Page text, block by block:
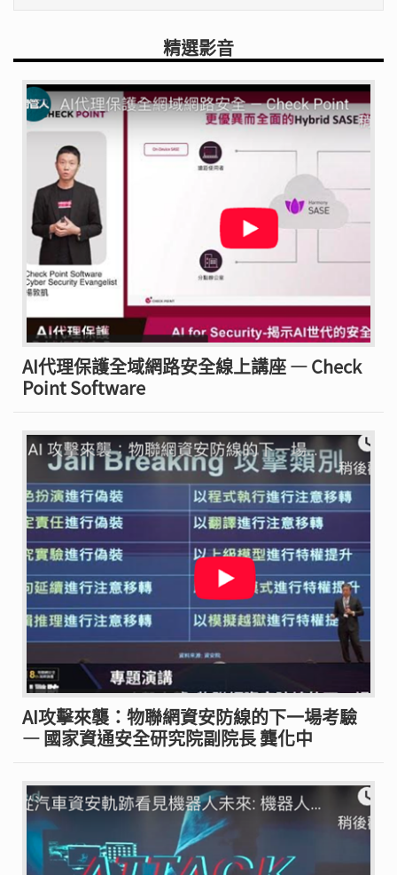
精選影音
AI代理保護全域網路安全線上講座 — Check
Point Software
AI攻擊來襲：物聯網資安防線的下一場考驗
— 國家資通安全研究院副院長 龔化中